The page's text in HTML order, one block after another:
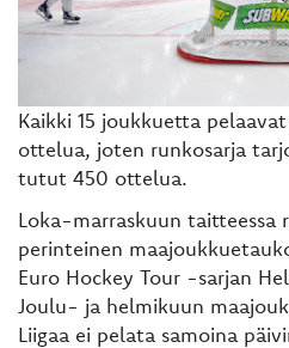
Kaikki 15 joukkuetta
ottelua, joten runkosarja
tutut 450 ottelua.
Loka-marraskuun taitteessa
perinteinen
Euro Hockey Tour -sarjan
Joulu- ja helmikuun
Liigaa ei pelata samoina